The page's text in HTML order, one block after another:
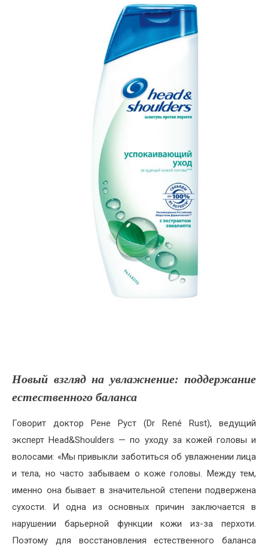
Новый взгляд на увлажнение: поддержание
естественного баланса
Говорит доктор Рене Руст (Dr René Rust), ведущий
эксперт Head&Shoulders — по уходу за кожей головы и
волосами: «Мы привыкли заботиться об увлажнении лица
и тела, но часто забываем о коже головы. Между тем,
именно она бывает в значительной степени подвержена
сухости. И одна из основных причин заключается в
нарушении барьерной функции кожи из-за перхоти.
Поэтому для восстановления естественного баланса